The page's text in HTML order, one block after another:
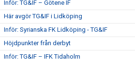
Inför: TG&IF – Götene IF
Här avgör TG&IF i Lidköping
Inför: Syrianska FK Lidköping - TG&IF
Höjdpunkter från derbyt
Inför: TG&IF – IFK Tidaholm